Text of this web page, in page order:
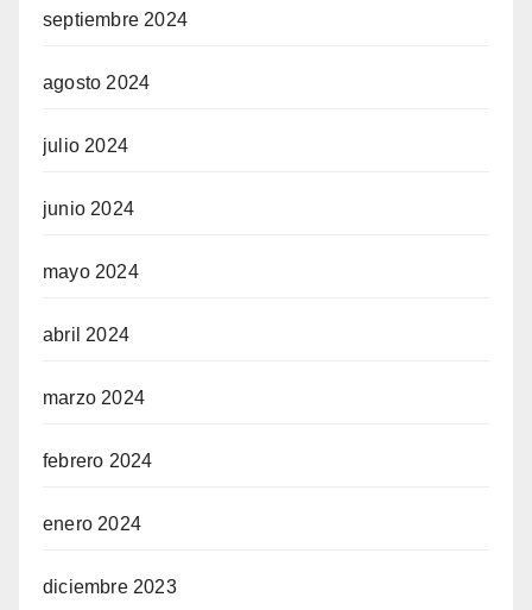
septiembre 2024
agosto 2024
julio 2024
junio 2024
mayo 2024
abril 2024
marzo 2024
febrero 2024
enero 2024
diciembre 2023